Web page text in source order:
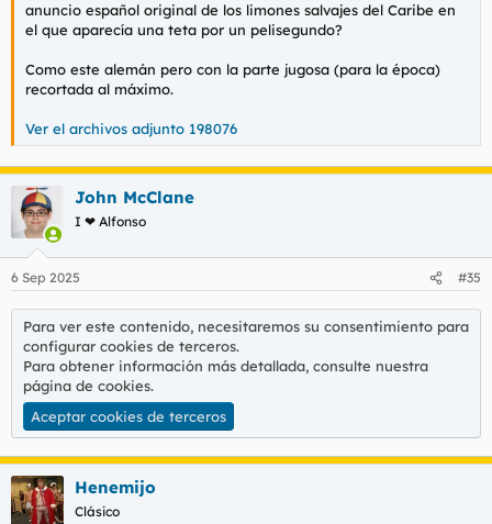
anuncio español original de los limones salvajes del Caribe en
el que aparecía una teta por un pelisegundo?
Como este alemán pero con la parte jugosa (para la época)
recortada al máximo.
Ver el archivos adjunto 198076
John McClane
I ❤ Alfonso
6 Sep 2025 #35
Para ver este contenido, necesitaremos su consentimiento para
configurar cookies de terceros.
Para obtener información más detallada, consulte nuestra
página de cookies.
Aceptar cookies de terceros
Henemijo
Clásico